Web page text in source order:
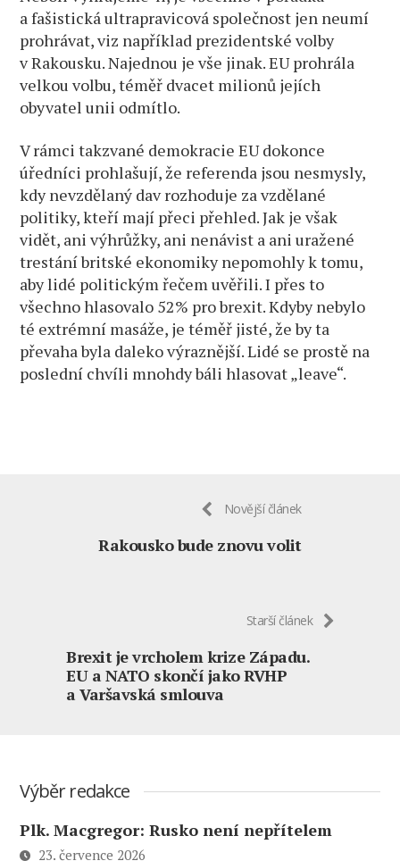
a fašistická ultrapravicová společnost jen neumí
prohrávat, viz například prezidentské volby
v Rakousku. Najednou je vše jinak. EU prohrála
velkou volbu, téměř dvacet milionů jejích
obyvatel unii odmítlo.
V rámci takzvané demokracie EU dokonce
úředníci prohlašují, že referenda jsou nesmysly,
kdy nevzdělaný dav rozhoduje za vzdělané
politiky, kteří mají přeci přehled. Jak je však
vidět, ani výhrůžky, ani nenávist a ani uražené
trestání britské ekonomiky nepomohly k tomu,
aby lidé politickým řečem uvěřili. I přes to
všechno hlasovalo 52% pro brexit. Kdyby nebylo
té extrémní masáže, je téměř jisté, že by ta
převaha byla daleko výraznější. Lidé se prostě na
poslední chvíli mnohdy báli hlasovat „leave“.
Novější článek
Rakousko bude znovu volit
Starší článek
Brexit je vrcholem krize Západu.
EU a NATO skončí jako RVHP
a Varšavská smlouva
Výběr redakce
Plk. Macgregor: Rusko není nepřítelem
23. července 2026